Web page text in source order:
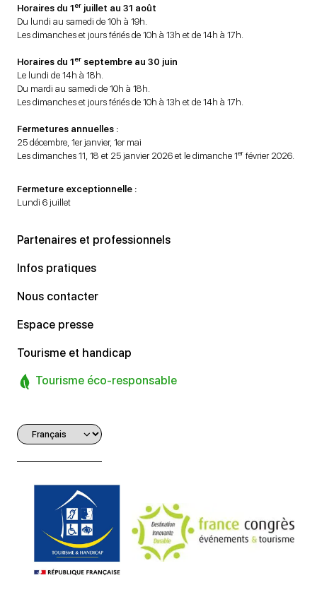
Horaires du 1er juillet au 31 août
Du lundi au samedi de 10h à 19h.
Les dimanches et jours fériés de 10h à 13h et de 14h à 17h.
Horaires du 1er septembre au 30 juin
Le lundi de 14h à 18h.
Du mardi au samedi de 10h à 18h.
Les dimanches et jours fériés de 10h à 13h et de 14h à 17h.
Fermetures annuelles :
25 décembre, 1er janvier, 1er mai
Les dimanches 11, 18 et 25 janvier 2026 et le dimanche 1er février 2026.
Fermeture exceptionnelle :
Lundi 6 juillet
Partenaires et professionnels
Infos pratiques
Nous contacter
Espace presse
Tourisme et handicap
Tourisme éco-responsable